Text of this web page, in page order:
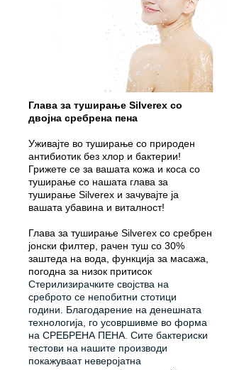
Глава за туширање Silverex со
двојна сребрена пена
Уживајте во туширање со природен
антибиотик без хлор и бактерии!
Грижете се за вашата кожа и коса со
туширање со нашата глава за
туширање Silverex и зачувајте ја
вашата убавина и виталност!
Глава за туширање Silverex со сребрен
јонски филтер, рачен туш со 30%
заштеда на вода, функција за масажа,
погодна за низок притисок
Стерилизирачките својства на
среброто се непобитни стотици
години. Благодарение на денешната
технологија, го усовршивме во форма
на СРЕБРЕНА ПЕНА. Сите бактериски
тестови на нашите производи
покажуваат неверојатна